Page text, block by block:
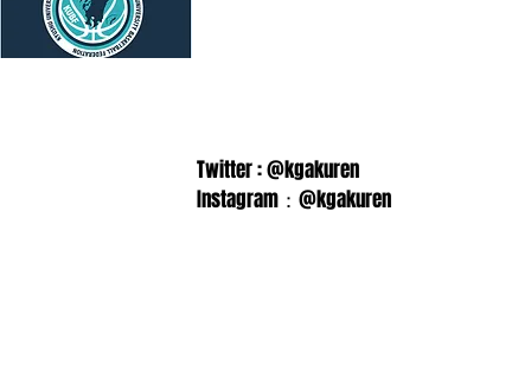
Twitter : @kgakuren
Instagram：@kgakuren